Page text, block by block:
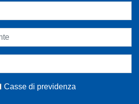
Casse di previdenza